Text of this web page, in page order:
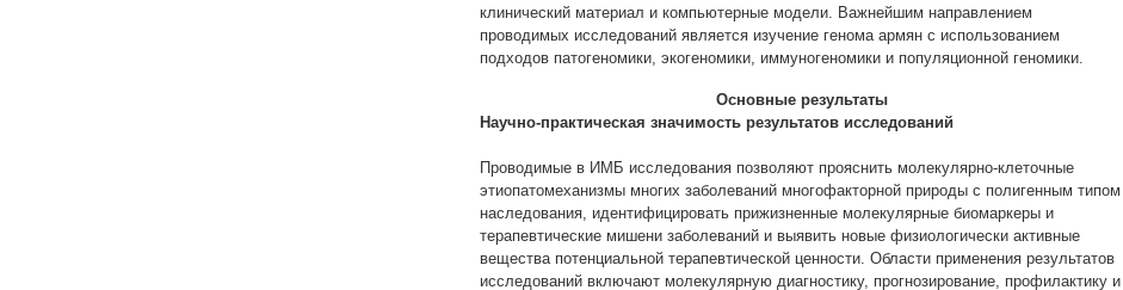
клинический материал и компьютерные модели. Важнейшим направлением
проводимых исследований является изучение генома армян с использованием
подходов патогеномики, экогеномики, иммуногеномики и популяционной геномики.
Основные результаты
Научно-практическая значимость результатов исследований
Проводимые в ИМБ исследования позволяют прояснить молекулярно-клеточные
этиопатомеханизмы многих заболеваний многофакторной природы с полигенным типом
наследования, идентифицировать прижизненные молекулярные биомаркеры и
терапевтические мишени заболеваний и выявить новые физиологически активные
вещества потенциальной терапевтической ценности. Области применения результатов
исследований включают молекулярную диагностику, прогнозирование, профилактику и